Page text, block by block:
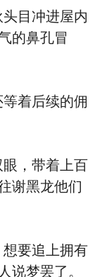
目冲进屋内
的鼻孔冒
着后续的佣
，带着上百
谢黑龙他们
要追上拥有
说梦罢了。